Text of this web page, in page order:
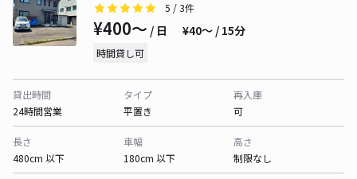
5 / 3件
¥400〜 / 日 ¥40〜 / 15分
時間貸し可
貸出時間
24時間営業
タイプ
平置き
再入庫
可
長さ
480cm 以下
車幅
180cm 以下
高さ
制限なし